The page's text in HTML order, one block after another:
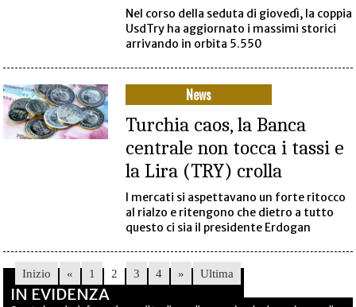
Nel corso della seduta di giovedì, la coppia
UsdTry ha aggiornato i massimi storici
arrivando in orbita 5.550
News
Turchia caos, la Banca
centrale non tocca i tassi e
la Lira (TRY) crolla
I mercati si aspettavano un forte ritocco
al rialzo e ritengono che dietro a tutto
questo ci sia il presidente Erdogan
Inizio « 1 2 3 4 » Ultima
IN EVIDENZA